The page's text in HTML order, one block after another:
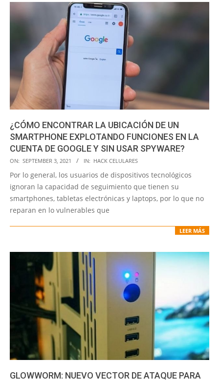
¿CÓMO ENCONTRAR LA UBICACIÓN DE UN
SMARTPHONE EXPLOTANDO FUNCIONES EN LA
CUENTA DE GOOGLE Y SIN USAR SPYWARE?
2021-
09-
03
ON: SEPTEMBER 3, 2021 IN: HACK CELULARES
Por lo general, los usuarios de dispositivos tecnológicos
ignoran la capacidad de seguimiento que tienen su
smartphones, tabletas electrónicas y laptops, por lo que no
reparan en lo vulnerables que
LEER MÁS
GLOWWORM: NUEVO VECTOR DE ATAQUE PARA